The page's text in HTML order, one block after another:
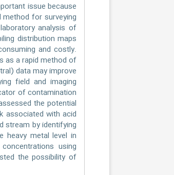
issue because
for surveying
analysis of
distribution maps
and costly.
as a rapid method of
data may improve
field and imaging
of contamination
the potential
associated with acid
stream by identifying
heavy metal level in
using
the possibility of